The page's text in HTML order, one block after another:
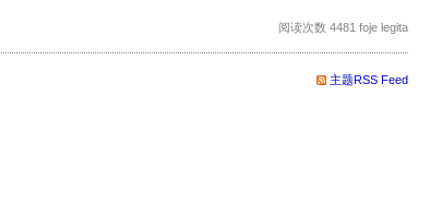
阅读次数 4481 foje legita
主题RSS Feed